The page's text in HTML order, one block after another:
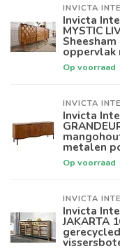
INVICTA
Invicta
MYSTIC
oppervlak
Op voorraad
INVICTA
Invicta
metalen
Op voorraad
INVICTA
Invicta
JAKARTA